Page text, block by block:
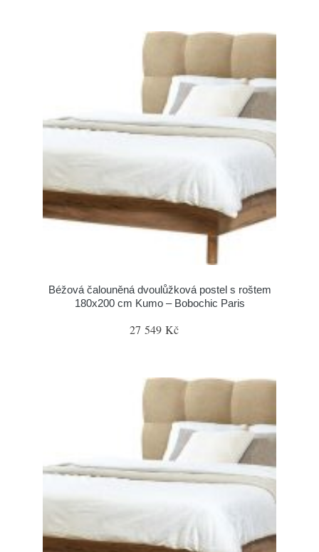
Béžová čalouněná dvoulůžková postel s roštem
180x200 cm Kumo – Bobochic Paris
27 549 Kč